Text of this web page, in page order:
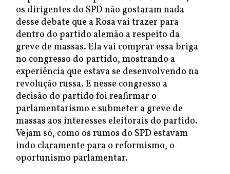
os dirigentes do SPD não gostaram nada
desse debate que a Rosa vai trazer para
dentro do partido alemão a respeito da
greve de massas. Ela vai comprar essa briga
no congresso do partido, mostrando a
experiência que estava se desenvolvendo na
revolução russa. E nesse congresso a
decisão do partido foi reafirmar o
parlamentarismo e submeter a greve de
massas aos interesses eleitorais do partido.
Vejam só, como os rumos do SPD estavam
indo claramente para o reformismo, o
oportunismo parlamentar.